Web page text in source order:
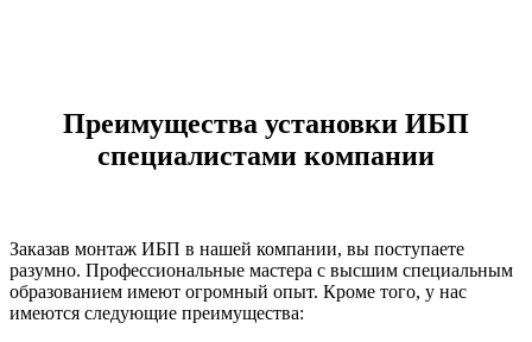
Преимущества установки ИБП
специалистами компании
Заказав монтаж ИБП в нашей компании, вы поступаете
разумно. Профессиональные мастера с высшим специальным
образованием имеют огромный опыт. Кроме того, у нас
имеются следующие преимущества: